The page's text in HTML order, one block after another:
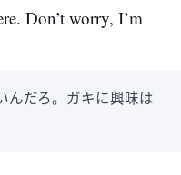
Don’t worry, I’m
んだろ。ガキに興味は